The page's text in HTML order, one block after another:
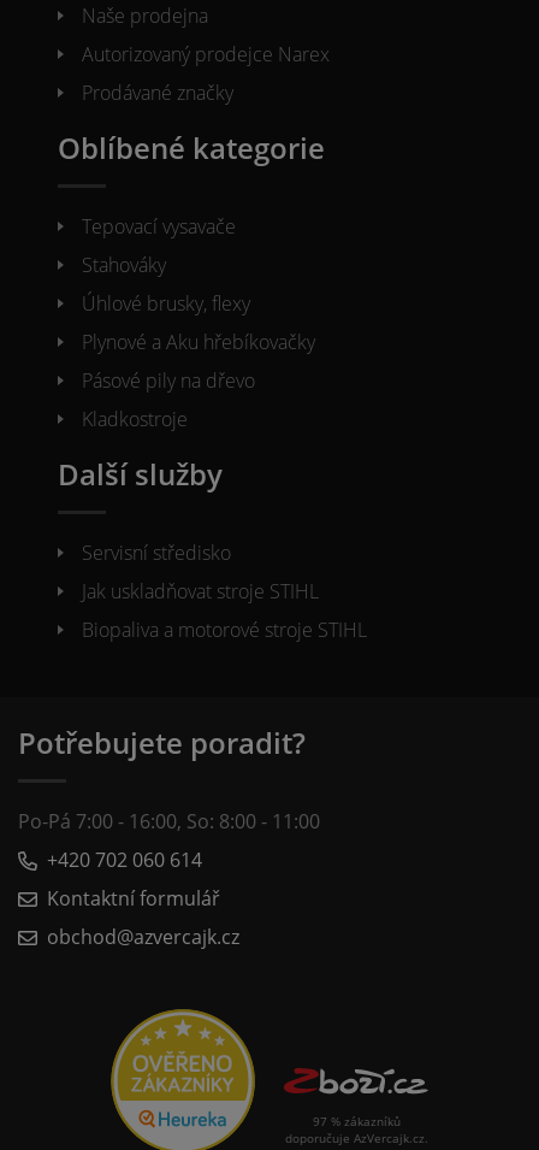
Naše prodejna
Autorizovaný prodejce Narex
Prodávané značky
Oblíbené kategorie
Tepovací vysavače
Stahováky
Úhlové brusky, flexy
Plynové a Aku hřebíkovačky
Pásové pily na dřevo
Kladkostroje
Další služby
Servisní středisko
Jak uskladňovat stroje STIHL
Biopaliva a motorové stroje STIHL
Potřebujete poradit?
Po-Pá 7:00 - 16:00, So: 8:00 - 11:00
+420 702 060 614
Kontaktní formulář
obchod@azvercajk.cz
97 % zákazníků
doporučuje AzVercajk.cz.